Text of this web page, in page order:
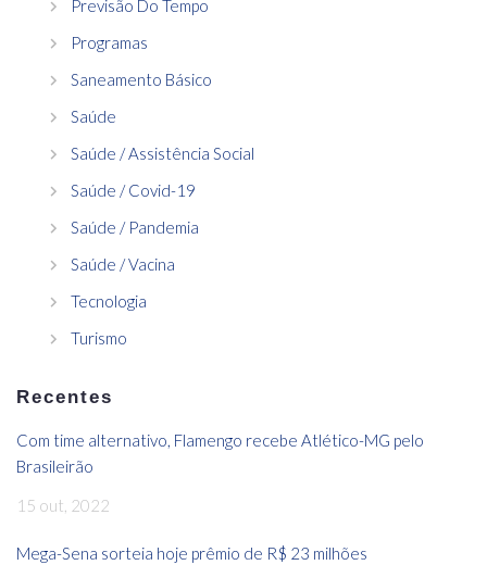
Previsão Do Tempo
Programas
Saneamento Básico
Saúde
Saúde / Assistência Social
Saúde / Covid-19
Saúde / Pandemia
Saúde / Vacina
Tecnologia
Turismo
Recentes
Com time alternativo, Flamengo recebe Atlético-MG pelo
Brasileirão
15 out, 2022
Mega-Sena sorteia hoje prêmio de R$ 23 milhões